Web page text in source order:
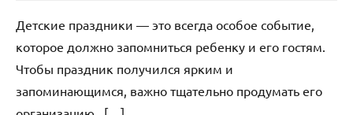
Детские праздники — это всегда особое событие,
которое должно запомниться ребенку и его гостям.
Чтобы праздник получился ярким и
запоминающимся, важно тщательно продумать его